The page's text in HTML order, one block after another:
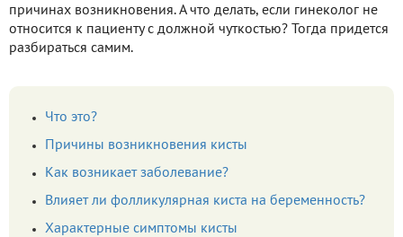
причинах возникновения. А что делать, если гинеколог не
относится к пациенту с должной чуткостью? Тогда придется
разбираться самим.
Что это?
Причины возникновения кисты
Как возникает заболевание?
Влияет ли фолликулярная киста на беременность?
Характерные симптомы кисты